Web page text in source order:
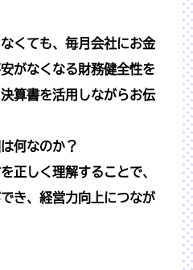
くても、毎月会社にお金
がなくなる財務健全性を
算書を活用しながらお伝
何なのか？
正しく理解することで、
き、経営力向上につなが